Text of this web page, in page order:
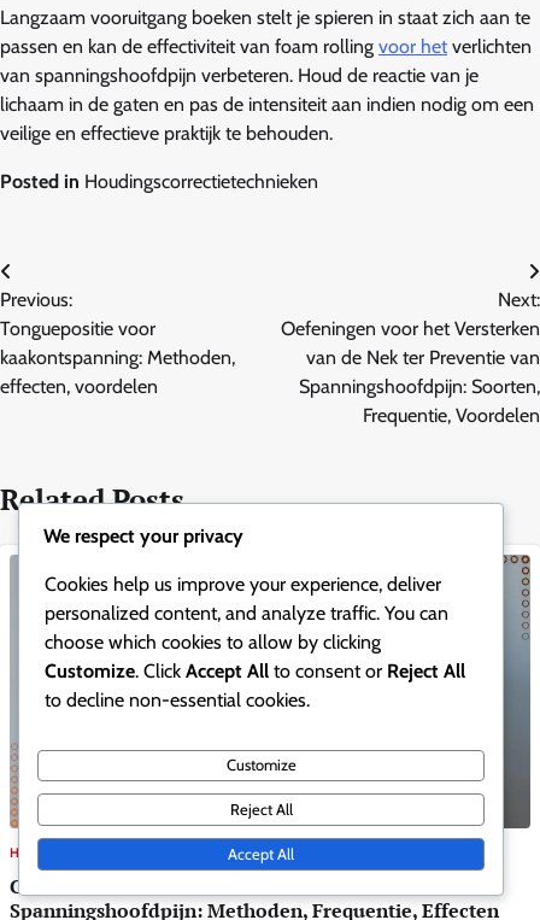
Langzaam vooruitgang boeken stelt je spieren in staat zich aan te
passen en kan de effectiviteit van foam rolling voor het verlichten
van spanningshoofdpijn verbeteren. Houd de reactie van je
lichaam in de gaten en pas de intensiteit aan indien nodig om een
veilige en effectieve praktijk te behouden.
Posted in Houdingscorrectietechnieken
Post
navigation
Previous:
Tonguepositie voor
kaakontspanning: Methoden,
effecten, voordelen
Next:
Oefeningen voor het Versterken
van de Nek ter Preventie van
Spanningshoofdpijn: Soorten,
Frequentie, Voordelen
Related Posts
HOUDINGSCORRECTIETECHNIEKEN
Chin Tucks voor het Voorkomen van
Spanningshoofdpijn: Methoden, Frequentie, Effecten
We respect your privacy
Cookies help us improve your experience, deliver
personalized content, and analyze traffic. You can
choose which cookies to allow by clicking
Customize. Click Accept All to consent or Reject All
to decline non-essential cookies.
Customize
Reject All
Accept All